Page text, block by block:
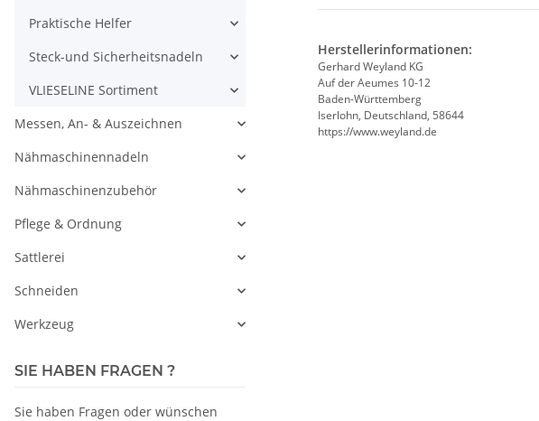
Herstellerinformationen:
Gerhard Weyland KG
Auf der Aeumes 10-12
Baden-Württemberg
Iserlohn, Deutschland, 58644
https://www.weyland.de
Praktische Helfer
Steck-und Sicherheitsnadeln
VLIESELINE Sortiment
Messen, An- & Auszeichnen
Nähmaschinennadeln
Nähmaschinenzubehör
Pflege & Ordnung
Sattlerei
Schneiden
Werkzeug
SIE HABEN FRAGEN ?
Sie haben Fragen oder wünschen